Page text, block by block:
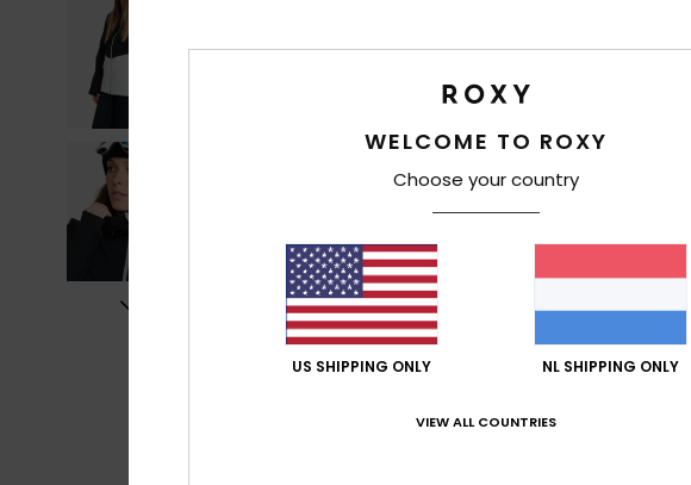
WELCOME TO ROXY
Choose your country
US SHIPPING ONLY NL SHIPPING ONLY
VIEW ALL COUNTRIES